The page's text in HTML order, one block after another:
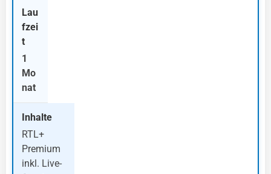
1
Mo
nat
RTL+
Premium
inkl. Live-